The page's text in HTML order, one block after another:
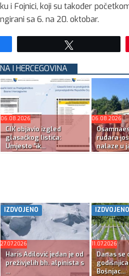
i Fojnici, koji su također
sa 6. na 20. oktobar.
I HERCEGOVINA
06.08.2026
CIK objavio izgled
glasačkog listića:
Umjesto “ik...
06.08.2026
rudara
nalaze u
IZDVOJENO
27.07.2026
Haris Adilović jedan je od
preživjelih bh. alpinista s
...
IZDVOJENO
11.07.2026
Danas se
Bošnjac...